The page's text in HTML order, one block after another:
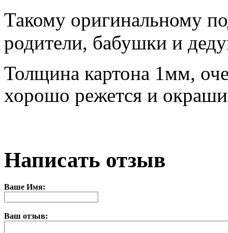
Такому оригинальному
родители, бабушки и
Толщина картона 1мм,
хорошо режется и
Написать отзыв
Ваше Имя:
Ваш отзыв: